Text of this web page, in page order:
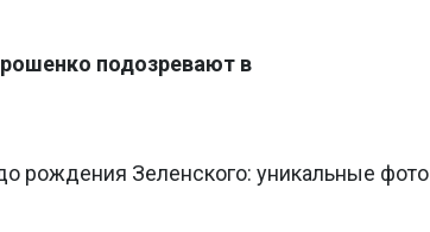
подозревают в
рождения Зеленского: уникальные фото